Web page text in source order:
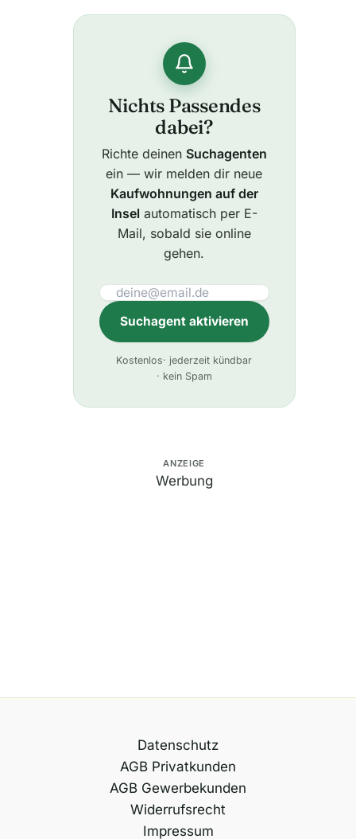
Nichts Passendes
dabei?
Richte deinen Suchagenten
ein — wir melden dir neue
Kaufwohnungen auf der
Inselautomatisch per E-
Mail, sobald sie online
gehen.
Suchagent aktivieren
l
n
a
Kostenlos· jederzeit kündbar
· kein Spam
ANZEIGE
Werbung
Datenschutz
AGB Privatkunden
AGB Gewerbekunden
Widerrufsrecht
Impressum